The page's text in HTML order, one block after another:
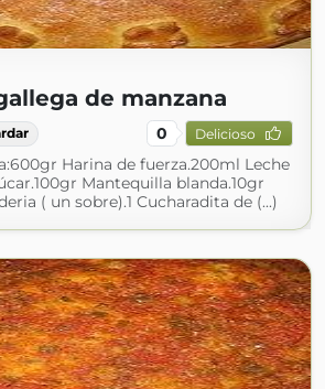
de manzana
0 Delicioso
Harina de fuerza.200ml Leche
Mantequilla blanda.10gr
( un sobre).1 Cucharadita de (...)